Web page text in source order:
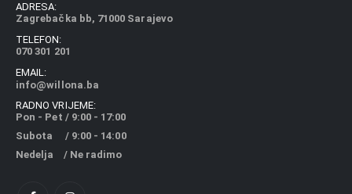
ADRESA:
Zagrebačka bb, 71000 Sarajevo
TELEFON:
070 301 201
EMAIL:
info@willona.ba
RADNO VRIJEME:
Pon - Pet / 9:00 - 17:00
Subota / 9:00 - 14:00
Nedelja / Ne radimo